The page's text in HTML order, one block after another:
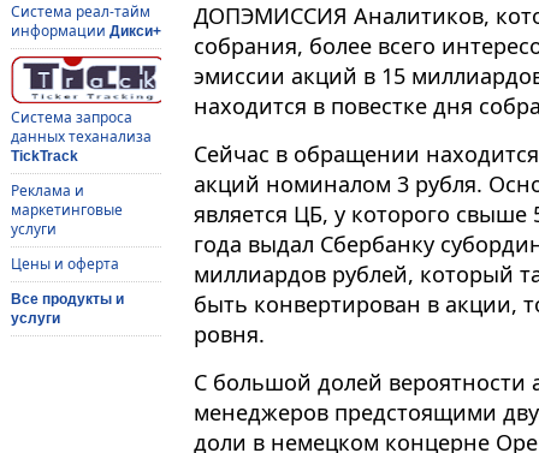
Система реал-тайм
информации Дикси+
Система запроса
данных теханализа
TickTrack
Реклама и
маркетинговые
услуги
Цены и оферта
Все продукты и
услуги
ДОПЭМИССИЯ Аналитиков,
собрания, более всего
эмиссии акций в 15
находится в повестке дня
Сейчас в обращении
акций номиналом 3 рубля.
является ЦБ, у которого
года выдал Сбербанку
миллиардов рублей, который
быть конвертирован в акции,
ровня.
С большой долей вероятности
менеджеров предстоящими
доли в немецком концерне